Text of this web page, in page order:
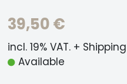
39,50 €
incl. 19% VAT. + Shipping
Available